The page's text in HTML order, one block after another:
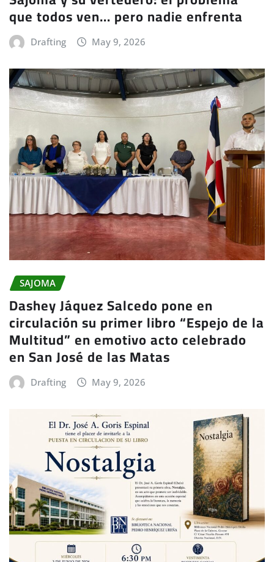
que todos ven… pero nadie enfrenta
Drafting May 9, 2026
SAJOMA
Dashey Jáquez Salcedo pone en
circulación su primer libro “Espejo de la
Multitud” en emotivo acto celebrado
en San José de las Matas
Drafting May 9, 2026